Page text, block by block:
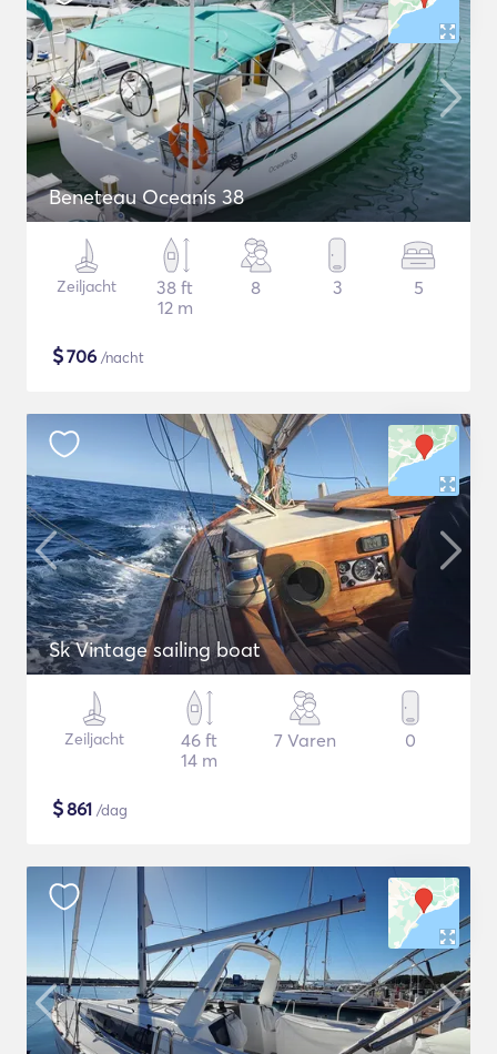
Beneteau Oceanis 38
Zeiljacht
38 ft
12 m
8 3 5
$706 /nacht
Sk Vintage sailing boat
Zeiljacht
46 ft
14 m
7 Varen 0
$861 /dag